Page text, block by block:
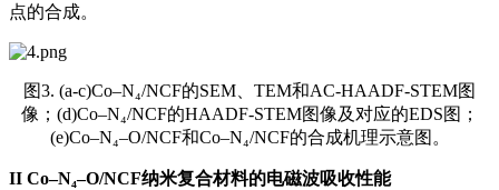
点的合成。
图3. (a-c)Co–N₄/NCF的SEM、TEM和AC-HAADF-STEM图
像；(d)Co–N₄/NCF的HAADF-STEM图像及对应的EDS图；
(e)Co–N₄–O/NCF和Co–N₄/NCF的合成机理示意图。
II Co–N₄–O/NCF纳米复合材料的电磁波吸收性能